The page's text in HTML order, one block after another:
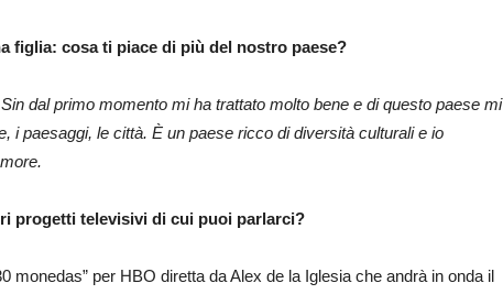
figlia: cosa ti piace di più del nostro paese?
dal primo momento mi ha trattato molto bene e di questo paese mi
i paesaggi, le città. È un paese ricco di diversità culturali e io
progetti televisivi di cui puoi parlarci?
monedas” per HBO diretta da Alex de la Iglesia che andrà in onda il